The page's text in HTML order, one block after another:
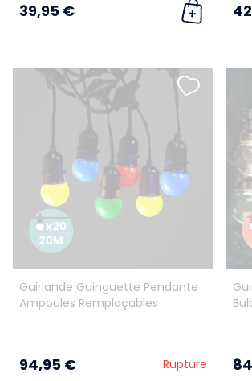
39,95 €
Guirlande Guinguette Pendante
Ampoules Remplaçables
94,95 € Rupture